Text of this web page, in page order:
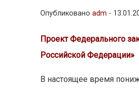
Опубликованоadm -
Проект Федерального
Российской Федерации»
В настоящее время